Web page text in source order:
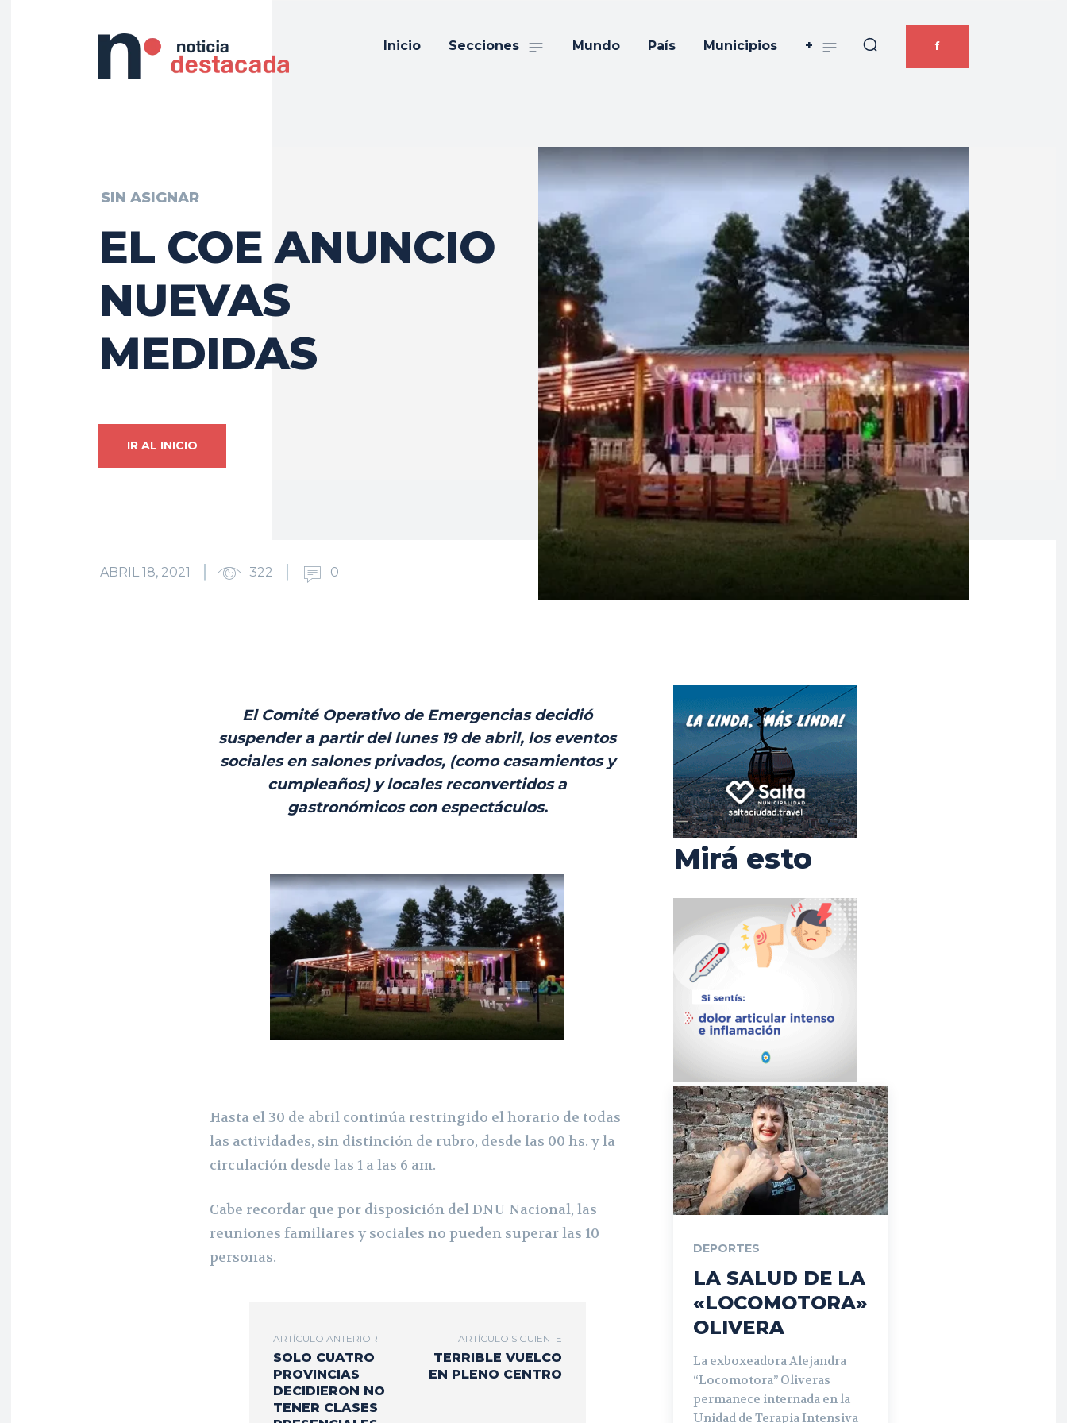
Inicio Secciones Mundo País Municipios + f
SIN ASIGNAR
EL COE ANUNCIO
NUEVAS
MEDIDAS
IR AL INICIO
ABRIL 18, 2021 322 0
El Comité Operativo de Emergencias decidió
suspender a partir del lunes 19 de abril, los eventos
sociales en salones privados, (como casamientos y
cumpleaños) y locales reconvertidos a
gastronómicos con espectáculos.
Hasta el 30 de abril continúa restringido el horario de todas
las actividades, sin distinción de rubro, desde las 00 hs. y la
circulación desde las 1 a las 6 am.
Cabe recordar que por disposición del DNU Nacional, las
reuniones familiares y sociales no pueden superar las 10
personas.
ARTÍCULO ANTERIOR
SOLO CUATRO
PROVINCIAS
DECIDIERON NO
TENER CLASES
ARTÍCULO SIGUIENTE
TERRIBLE VUELCO
EN PLENO CENTRO
Mirá esto
DEPORTES
LA SALUD DE LA
«LOCOMOTORA»
OLIVERA
La exboxeadora Alejandra
“Locomotora” Oliveras
permanece internada en la
Unidad de Terapia Intensiva